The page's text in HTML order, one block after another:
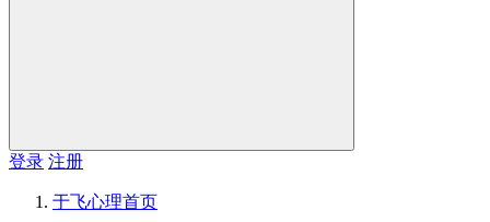
登录 注册
于飞心理首页